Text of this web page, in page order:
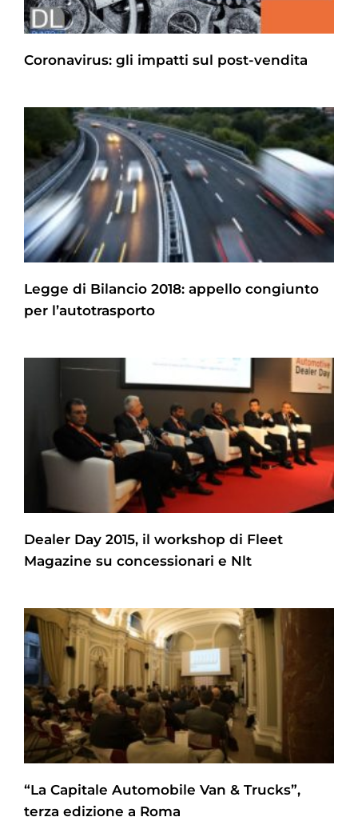
Coronavirus: gli impatti sul post-vendita
Legge di Bilancio 2018: appello congiunto
per l’autotrasporto
Dealer Day 2015, il workshop di Fleet
Magazine su concessionari e Nlt
“La Capitale Automobile Van & Trucks”,
terza edizione a Roma